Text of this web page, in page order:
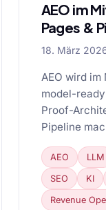
AEO im
Pages &
18. März
AEO wird
model-
Proof-
Pipeline
AEO LLM
SEO KI
Revenue